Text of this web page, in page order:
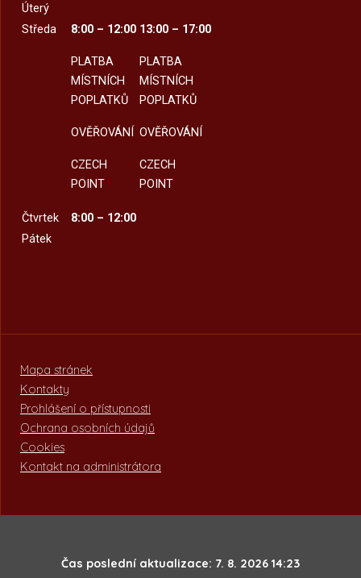
Úterý
Středa
8:00 – 12:00
PLATBA
MÍSTNÍCH
POPLATKŮ
OVĚŘOVÁNÍ
CZECH
POINT
13:00 – 17:00
PLATBA
MÍSTNÍCH
POPLATKŮ
OVĚŘOVÁNÍ
CZECH
POINT
Čtvrtek
8:00 – 12:00
Pátek
Mapa stránek
Kontakty
Prohlášení o přístupnosti
Ochrana osobních údajů
Cookies
Kontakt na administrátora
Čas poslední aktualizace: 7. 8. 2026 14:23